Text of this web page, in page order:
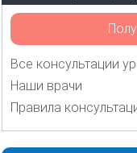
Все консультации
Наши врачи
Правила